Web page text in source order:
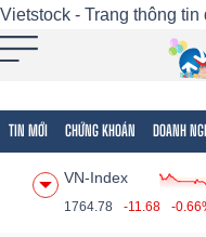
Vietstock - Trang thông
TIN MỚI CHỨNG KHOÁN DOANH
VN-Index
1764.78 -11.68 -
Tất cả Tính năng
Tính